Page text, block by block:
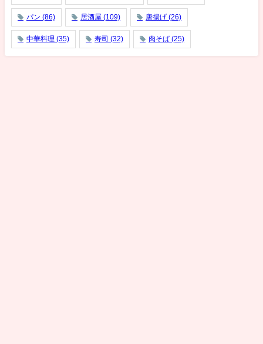
パン (86) 居酒屋 (109) 唐揚げ (26)
中華料理 (35) 寿司 (32) 肉そば (25)